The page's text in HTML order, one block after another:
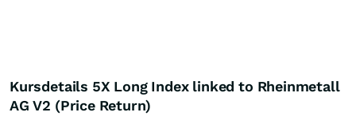
Kursdetails 5X Long Index linked to Rheinmetall
AG V2 (Price Return)